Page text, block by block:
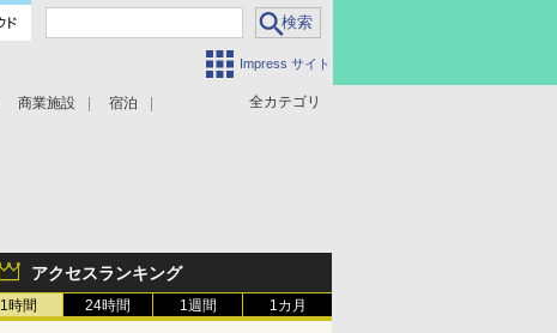
Impress サイト
全カテゴリ
商業施設 宿泊
アクセスランキング
1時間 24時間 1週間 1カ月